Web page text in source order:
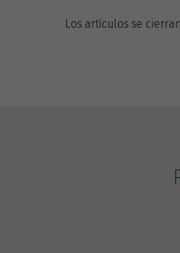
Los artículos se